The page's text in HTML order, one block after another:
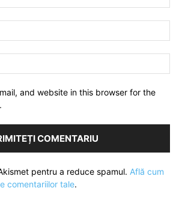
and website in this browser for the
pentru a reduce spamul. Află cum
comentariilor tale.